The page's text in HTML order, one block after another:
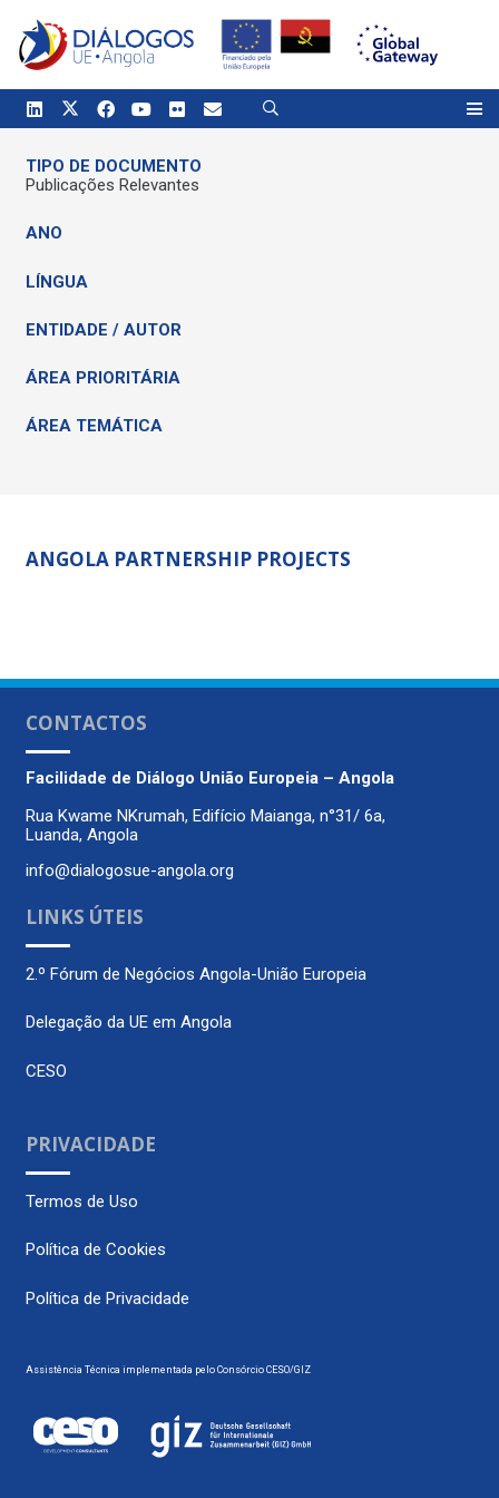
ANGOLA PARTNERSHIP PROJECTS
TIPO DE DOCUMENTO
Publicações Relevantes
ANO
LÍNGUA
ENTIDADE / AUTOR
ÁREA PRIORITÁRIA
ÁREA TEMÁTICA
CONTACTOS
Facilidade de Diálogo União Europeia – Angola
Rua Kwame NKrumah, Edifício Maianga, n°31/ 6a,
Luanda, Angola
info@dialogosue-angola.org
LINKS ÚTEIS
2.º Fórum de Negócios Angola-União Europeia
Delegação da UE em Angola
CESO
PRIVACIDADE
Termos de Uso
Política de Cookies
Política de Privacidade
Assistência Técnica implementada pelo Consórcio CESO/GIZ